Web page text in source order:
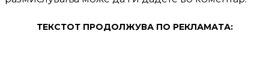
ТЕКСТОТ ПРОДОЛЖУВА ПО РЕКЛАМАТА: